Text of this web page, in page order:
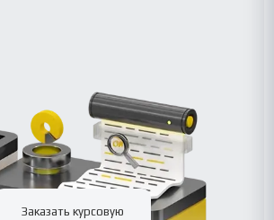
Заказать курсовую